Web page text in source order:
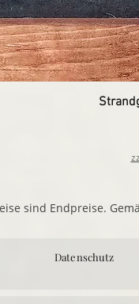
sind Endpreise.
Datenschutz